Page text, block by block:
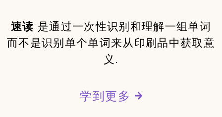
速读 是通过一次性识别和理解一组单词
而不是识别单个单词来从印刷品中获取意
义.
学到更多